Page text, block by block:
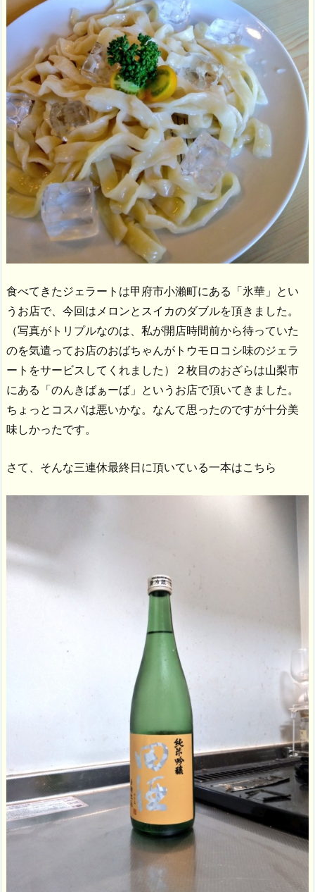
食べてきたジェラートは甲府市小瀨町にある「氷華」とい
うお店で、今回はメロンとスイカのダブルを頂きました。
（写真がトリプルなのは、私が開店時間前から待っていた
のを気遣ってお店のおばちゃんがトウモロコシ味のジェラ
ートをサービスしてくれました）２枚目のおざらは山梨市
にある「のんきばぁーば」というお店で頂いてきました。
ちょっとコスパは悪いかな。なんて思ったのですが十分美
味しかったです。
さて、そんな三連休最終日に頂いている一本はこちら